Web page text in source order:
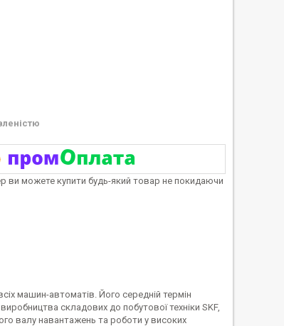
ви можете купити будь-який товар не покидаючи
машин-автоматів. Його середній термін
складових до побутової техніки SKF,
валу навантажень та роботи у високих